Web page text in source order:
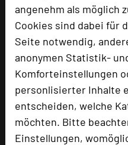
angenehm als möglich
Cookies sind dabei für
Seite notwendig,
anonymen Statistik-
Komforteinstellungen
personlisierter Inhalte
entscheiden, welche
möchten. Bitte
Einstellungen,
phone +49 6722 9950-0
mail Email
language Homepage
zur
Bewertung